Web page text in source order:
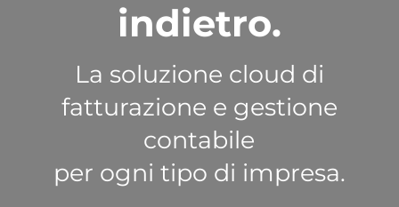
indietro.
La soluzione cloud di
fatturazione e gestione
contabile
per ogni tipo di impresa.